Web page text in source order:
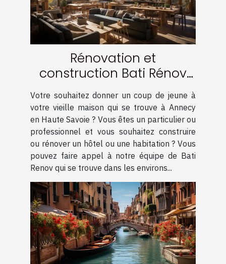
Rénovation et
construction Bati Rénov
en haute Savoie
Votre souhaitez donner un coup de jeune à
votre vieille maison qui se trouve à Annecy
en Haute Savoie ? Vous êtes un particulier ou
professionnel et vous souhaitez construire
ou rénover un hôtel ou une habitation ? Vous
pouvez faire appel à notre équipe de Bati
Renov qui se trouve dans les environs...